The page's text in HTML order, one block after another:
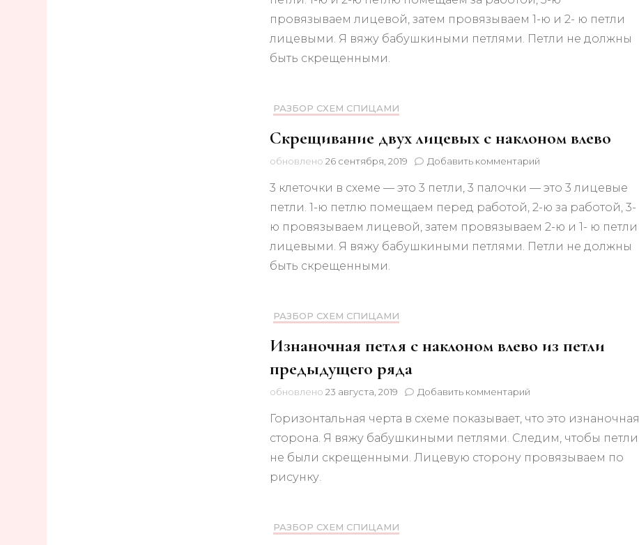
лицевых
наклоном
провязываем лицевой, затем провязываем 1-ю и 2- ю петли
лицевыми. Я вяжу бабушкиными петлями. Петли не должны
быть скрещенными.
РАЗБОР СХЕМ СПИЦАМИ
Скрещивание двух лицевых с наклоном влево
обновлено 26 сентября, 2019 Добавить комментарий
Скрещивание
двух
лицевых
с
наклоном
3 клеточки в схеме — это 3 петли, 3 палочки — это 3 лицевые
петли. 1-ю петлю помещаем перед работой, 2-ю за работой, 3-
ю провязываем лицевой, затем провязываем 2-ю и 1- ю петли
лицевыми. Я вяжу бабушкиными петлями. Петли не должны
быть скрещенными.
РАЗБОР СХЕМ СПИЦАМИ
Изнаночная петля с наклоном влево из петли
предыдущего ряда
обновлено 23 августа, 2019 Добавить комментарий
Изнаночная
петля
с
наклоном
Горизонтальная черта в схеме показывает, что это изнаночная
сторона. Я вяжу бабушкиными петлями. Следим, чтобы петли
не были скрещенными. Лицевую сторону провязываем по
рисунку.
РАЗБОР СХЕМ СПИЦАМИ